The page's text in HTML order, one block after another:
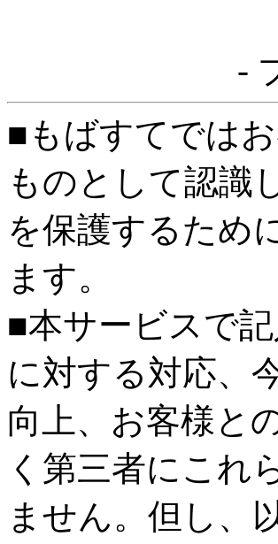
-
■もばすてでは
ものとして認識
を保護するため
ます。
■本サービスで
に対する対応、
向上、お客様と
く第三者にこれ
ません。但し、